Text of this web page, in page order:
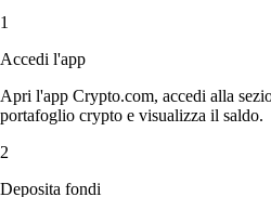
1
Accedi l'app
Apri l'app Crypto.com, accedi alla
portafoglio crypto e visualizza il saldo.
2
Deposita fondi